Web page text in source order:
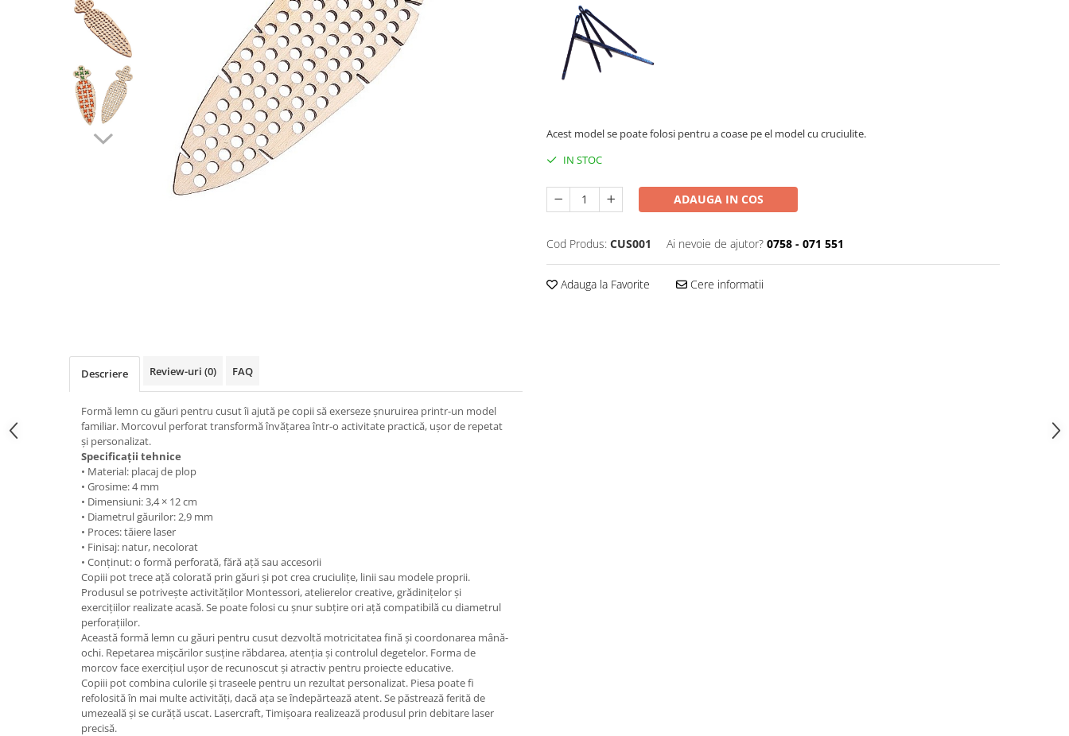
Mijloace de transport
Seturi figurine diverse
Ornamente si scrapbooking
Scrapbooking
Suporturi decoupage, placute
Acest model se poate folosi pentru a coase pe el model cu cruciulite.
IN STOC
ADAUGA IN COS
Cod Produs: CUS001 Ai nevoie de ajutor? 0758 - 071 551
Adauga la Favorite Cere informatii
Descriere Review-uri (0) FAQ
Formă lemn cu găuri pentru cusut îi ajută pe copii să exerseze șnuruirea printr-un model
familiar. Morcovul perforat transformă învățarea într-o activitate practică, ușor de repetat
și personalizat.
Specificații tehnice
• Material: placaj de plop
• Grosime: 4 mm
• Dimensiuni: 3,4 × 12 cm
• Diametrul găurilor: 2,9 mm
• Proces: tăiere laser
• Finisaj: natur, necolorat
• Conținut: o formă perforată, fără ață sau accesorii
Copiii pot trece ață colorată prin găuri și pot crea cruciulițe, linii sau modele proprii.
Produsul se potrivește activităților Montessori, atelierelor creative, grădinițelor și
exercițiilor realizate acasă. Se poate folosi cu șnur subțire ori ață compatibilă cu diametrul
perforațiilor.
Această formă lemn cu găuri pentru cusut dezvoltă motricitatea fină și coordonarea mână-
ochi. Repetarea mișcărilor susține răbdarea, atenția și controlul degetelor. Forma de
morcov face exercițiul ușor de recunoscut și atractiv pentru proiecte educative.
Copiii pot combina culorile și traseele pentru un rezultat personalizat. Piesa poate fi
refolosită în mai multe activități, dacă ața se îndepărtează atent. Se păstrează ferită de
umezeală și se curăță uscat. Lasercraft, Timișoara realizează produsul prin debitare laser
precisă.